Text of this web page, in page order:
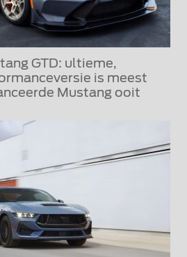
GTD: ultieme,
is meest
Mustang ooit